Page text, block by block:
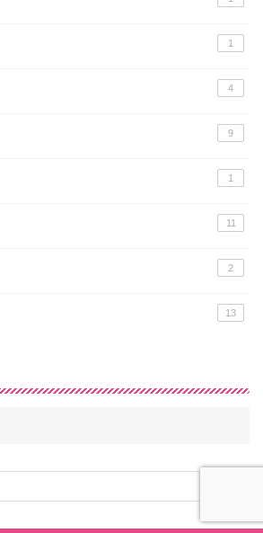
1
4
9
1
11
2
13